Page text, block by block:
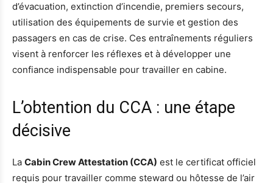
d’évacuation, extinction d’incendie, premiers secours,
utilisation des équipements de survie et gestion des
passagers en cas de crise. Ces entraînements réguliers
visent à renforcer les réflexes et à développer une
confiance indispensable pour travailler en cabine.
L’obtention du CCA : une étape
décisive
La Cabin Crew Attestation (CCA) est le certificat officiel
requis pour travailler comme steward ou hôtesse de l’air